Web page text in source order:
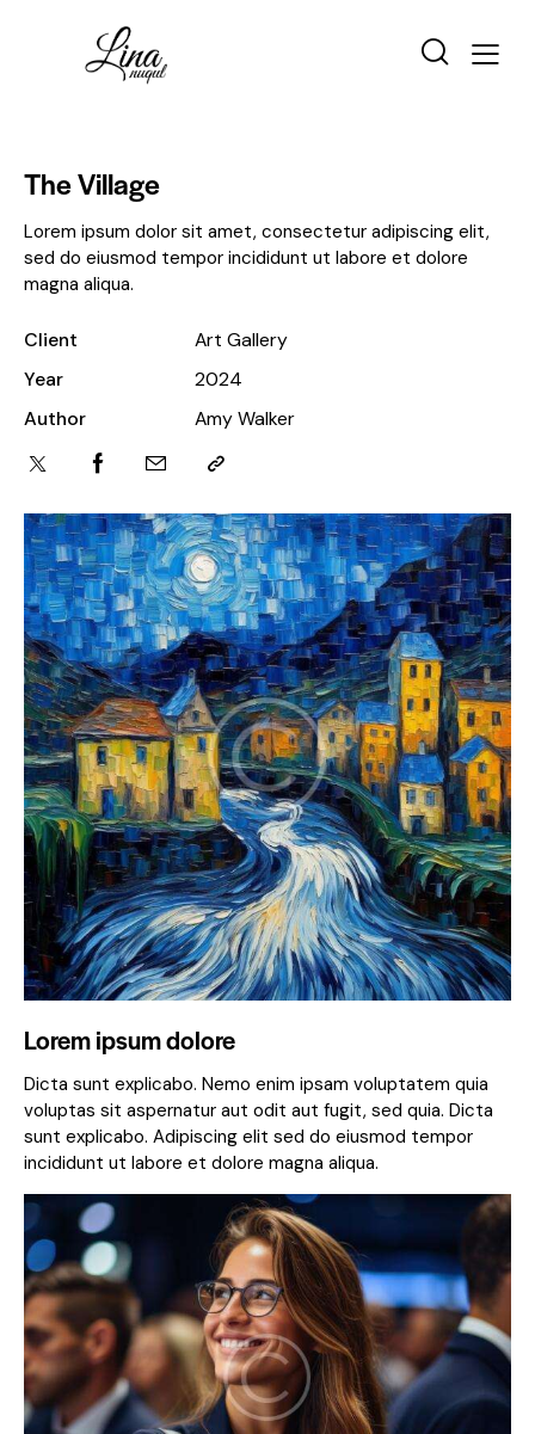
The Village
Lorem ipsum dolor sit amet, consectetur adipiscing elit,
sed do eiusmod tempor incididunt ut labore et dolore
magna aliqua.
Client
Art Gallery
Year
2024
Author
Amy Walker
Lorem ipsum dolore
Dicta sunt explicabo. Nemo enim ipsam voluptatem quia
voluptas sit aspernatur aut odit aut fugit, sed quia. Dicta
sunt explicabo. Adipiscing elit sed do eiusmod tempor
incididunt ut labore et dolore magna aliqua.